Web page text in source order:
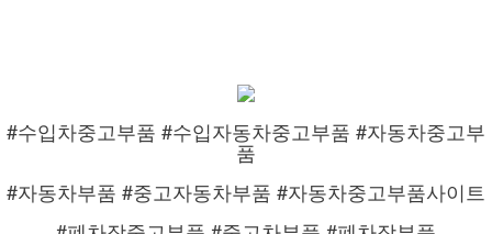
#수입차중고부품 #수입자동차중고부품 #자동차중고부
품
#자동차부품 #중고자동차부품 #자동차중고부품사이트